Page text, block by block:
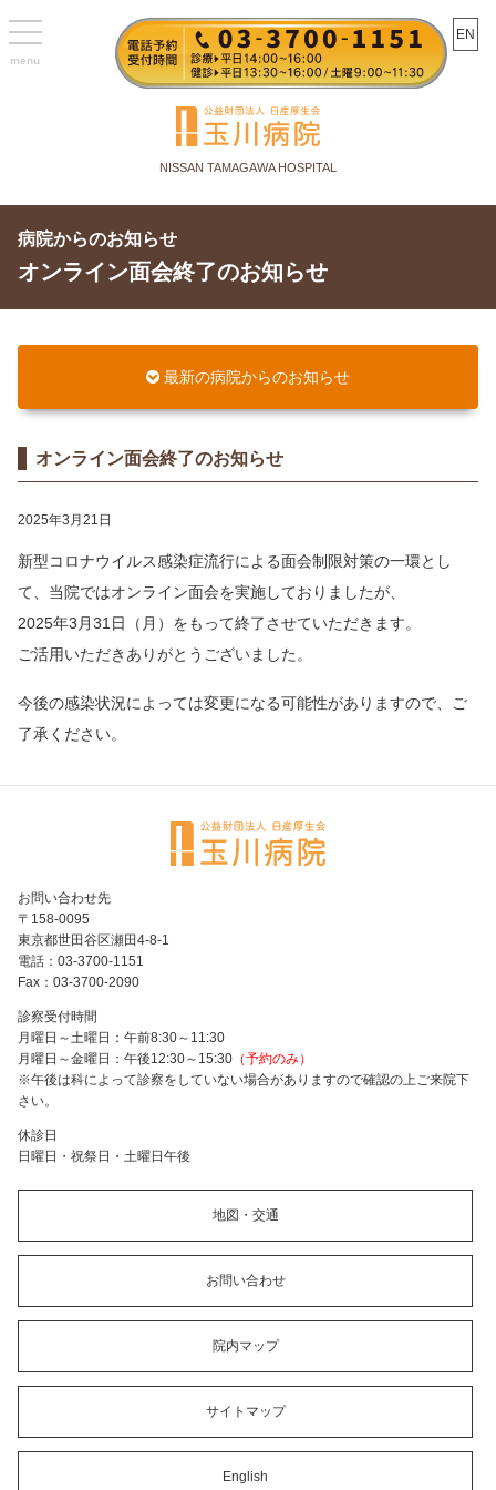
EN
NISSAN TAMAGAWA HOSPITAL
病院からのお知らせ
オンライン面会終了のお知らせ
最新の病院からのお知らせ
オンライン面会終了のお知らせ
2025年3月21日
新型コロナウイルス感染症流行による面会制限対策の一環とし
て、当院ではオンライン面会を実施しておりましたが、
2025年3月31日（月）をもって終了させていただきます。
ご活用いただきありがとうございました。
今後の感染状況によっては変更になる可能性がありますので、ご
了承ください。
お問い合わせ先
〒158-0095
東京都世田谷区瀬田4-8-1
電話：03-3700-1151
Fax：03-3700-2090
診察受付時間
月曜日～土曜日：午前8:30～11:30
月曜日～金曜日：午後12:30～15:30 （予約のみ）
※午後は科によって診察をしていない場合がありますので確認の上ご来院下
さい。
休診日
日曜日・祝祭日・土曜日午後
地図・交通
お問い合わせ
院内マップ
サイトマップ
English
toggle
navigation